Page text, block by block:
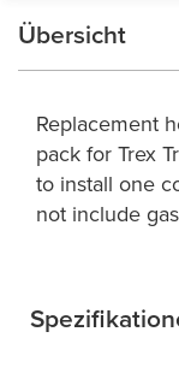
Übersicht
Replacement
pack for Trex
to install one
not include